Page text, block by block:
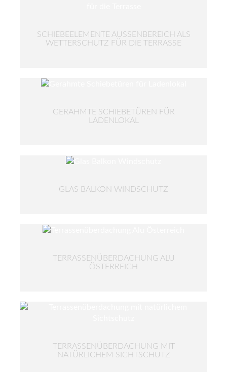
SCHIEBEELEMENTE AUSSENBEREICH ALS W
ETTERSCHUTZ FÜR DIE TERRASSE
GERAHMTE SCHIEBETÜREN FÜR
LADENLOKAL
GLAS BALKON WINDSCHUTZ
TERRASSENÜBERDACHUNG ALU
ÖSTERREICH
TERRASSENÜBERDACHUNG MIT
NATÜRLICHEM SICHTSCHUTZ